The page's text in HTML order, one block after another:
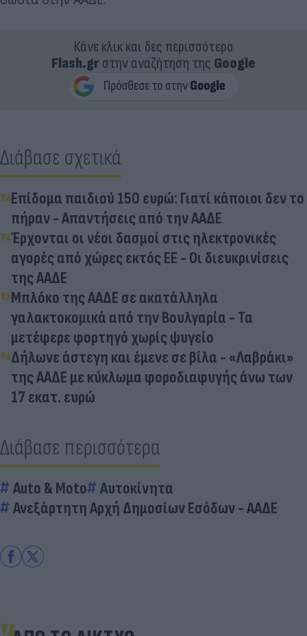
Κάνε κλικ και δες περισσότερο
Flash.grστην αναζήτηση της Google
Διάβασε σχετικά
Επίδομα παιδιού 150 ευρώ: Γιατί κάποιοι δεν το
πήραν - Απαντήσεις από την ΑΑΔΕ
Έρχονται οι νέοι δασμοί στις ηλεκτρονικές
αγορές από χώρες εκτός ΕΕ - Οι διευκρινίσεις
της ΑΑΔΕ
Μπλόκο της ΑΑΔΕ σε ακατάλληλα
γαλακτοκομικά από την Βουλγαρία - Τα
μετέφερε φορτηγό χωρίς ψυγείο
Δήλωνε άστεγη και έμενε σε βίλα - «Λαβράκι»
της ΑΑΔΕ με κύκλωμα φοροδιαφυγής άνω των
17 εκατ. ευρώ
Διάβασε περισσότερα
Auto & Moto
Αυτοκίνητα
Ανεξάρτητη Αρχή Δημοσίων Εσόδων - ΑΑΔΕ